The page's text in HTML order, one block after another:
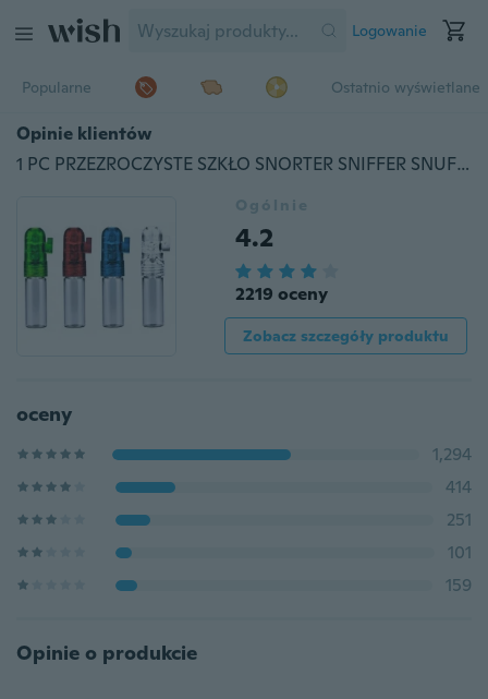
Logowanie
Popularne Ostatnio wyświetlane
Opinie klientów
1 PC PRZEZROCZYSTE SZKŁO SNORTER SNIFFER SNUFF DOZOWNIK POCISKÓW W PROSZKU Losowy Kolor
Ogólnie
4.2
2219 oceny
Zobacz szczegóły produktu
oceny
1,294
414
251
101
159
Opinie o produkcie